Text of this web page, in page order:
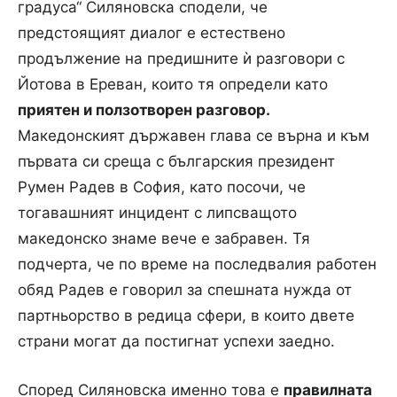
градуса“ Силяновска сподели, че
предстоящият диалог е естествено
продължение на предишните ѝ разговори с
Йотова в Ереван, които тя определи като
приятен и ползотворен разговор.
Македонският държавен глава се върна и към
първата си среща с българския президент
Румен Радев в София, като посочи, че
тогавашният инцидент с липсващото
македонско знаме вече е забравен. Тя
подчерта, че по време на последвалия работен
обяд Радев е говорил за спешната нужда от
партньорство в редица сфери, в които двете
страни могат да постигнат успехи заедно.
Според Силяновска именно това е правилната